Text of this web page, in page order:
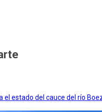
el estado del cauce del río